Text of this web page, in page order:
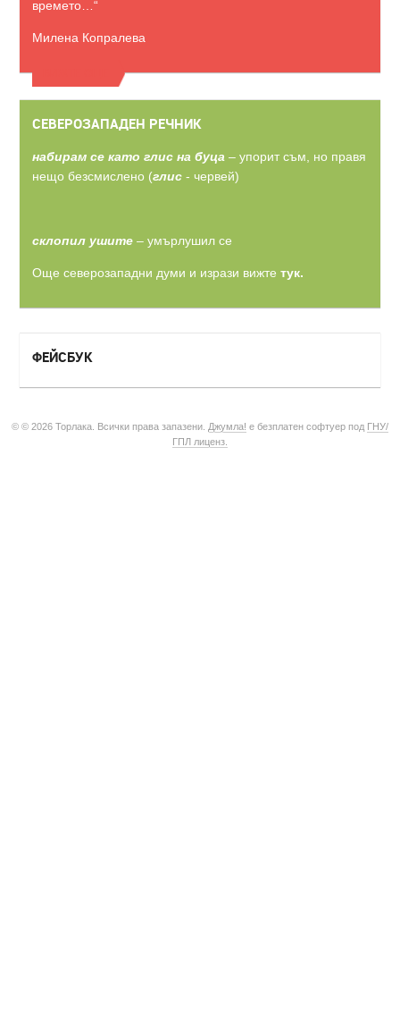
времето…“
Милена Копралева
СЕВЕРОЗАПАДЕН РЕЧНИК
набирам се като глис на буца – упорит съм, но правя
нещо безсмислено (глис - червей)
склопил ушите – умърлушил се
Още северозападни думи и изрази вижте тук.
ФЕЙСБУК
© © 2026 Торлака. Всички права запазени. Джумла! е безплатен софтуер под ГНУ/
ГПЛ лиценз.